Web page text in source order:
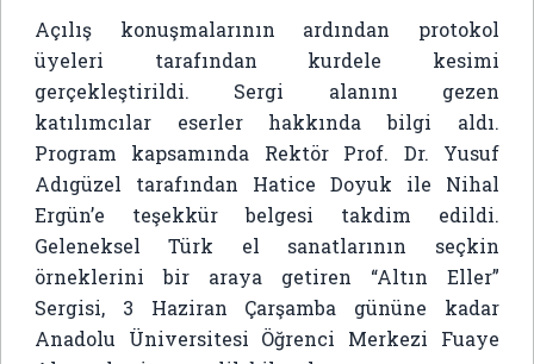
Açılış konuşmalarının ardından protokol
üyeleri tarafından kurdele kesimi
gerçekleştirildi. Sergi alanını gezen
katılımcılar eserler hakkında bilgi aldı.
Program kapsamında Rektör Prof. Dr. Yusuf
Adıgüzel tarafından Hatice Doyuk ile Nihal
Ergün’e teşekkür belgesi takdim edildi.
Geleneksel Türk el sanatlarının seçkin
örneklerini bir araya getiren “Altın Eller”
Sergisi, 3 Haziran Çarşamba gününe kadar
Anadolu Üniversitesi Öğrenci Merkezi Fuaye